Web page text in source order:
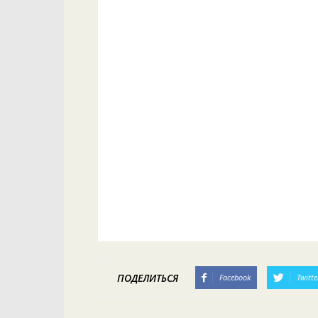
ПОДЕЛИТЬСЯ Facebook